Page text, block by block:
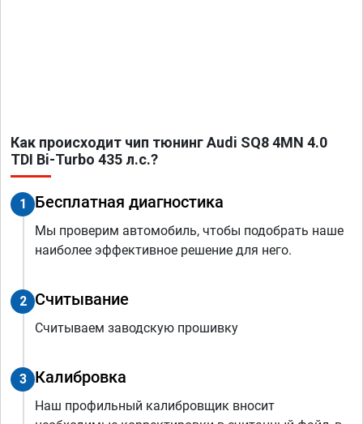
Как происходит чип тюнинг Audi SQ8 4MN 4.0
TDI Bi-Turbo 435 л.с.?
1 Бесплатная диагностика
Мы проверим автомобиль, чтобы подобрать наше
наиболее эффективное решение для него.
2 Считывание
Считываем заводскую прошивку
3 Калибровка
Наш профильный калибровщик вносит